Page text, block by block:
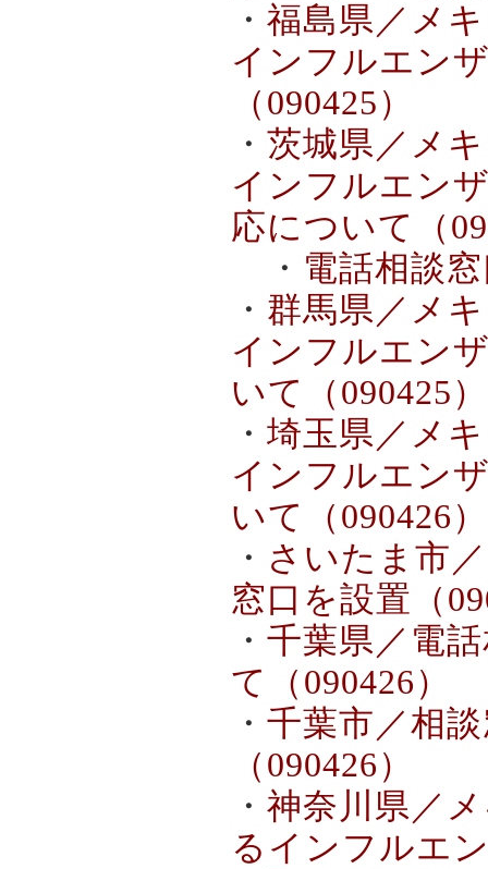
・ 福島県／メ
インフルエン
（090425）
・ 茨城県／メ
インフルエン
応について（
・ 電話相談
・ 群馬県／メ
インフルエン
いて（090425）
・ 埼玉県／メ
インフルエン
いて（090426）
・ さいたま市
窓口を設置（
・ 千葉県／電
て（090426）
・ 千葉市／相
（090426）
・ 神奈川県／
るインフルエ